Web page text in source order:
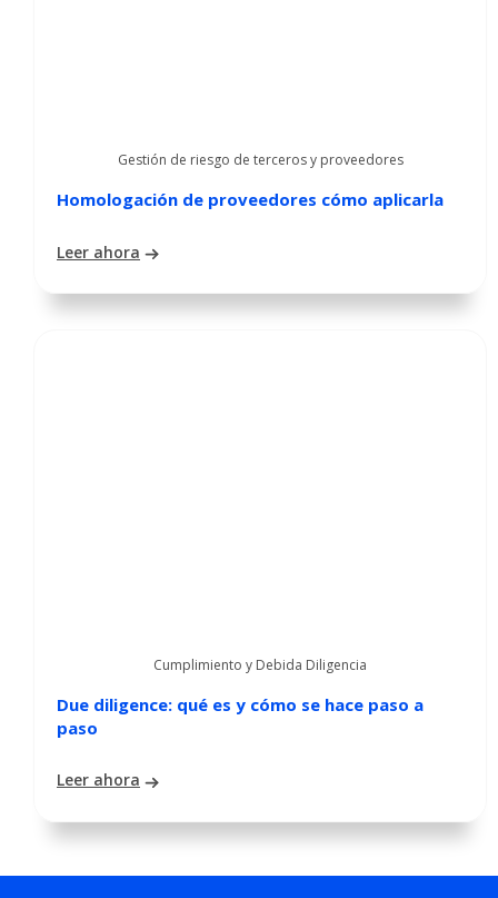
Gestión de riesgo de terceros y proveedores
Homologación de proveedores cómo aplicarla
Leer ahora
Cumplimiento y Debida Diligencia
Due diligence: qué es y cómo se hace paso a
paso
Leer ahora